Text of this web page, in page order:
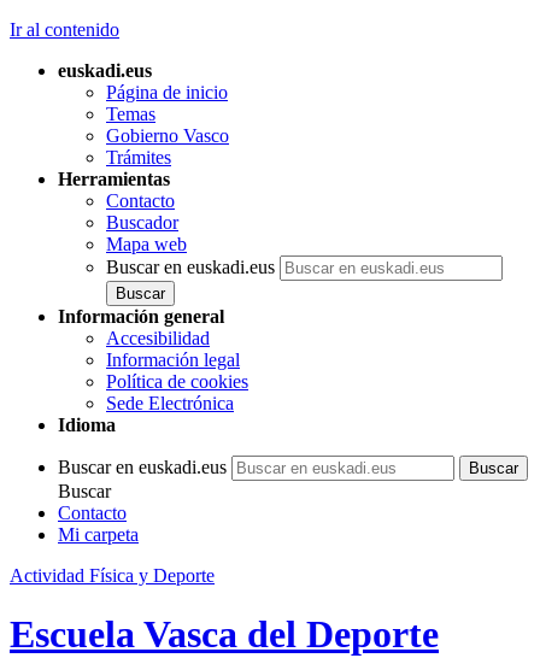
Ir al contenido
euskadi.eus
Página de inicio
Temas
Gobierno Vasco
Trámites
Herramientas
Contacto
Buscador
Mapa web
Buscar en euskadi.eus
Información general
Accesibilidad
Información legal
Política de cookies
Sede Electrónica
Idioma
Buscar en euskadi.eus
Buscar
Contacto
Mi carpeta
Actividad Física y Deporte
Escuela Vasca del Deporte